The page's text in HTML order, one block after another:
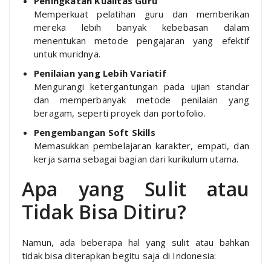
Memperkuat pelatihan guru dan memberikan
mereka lebih banyak kebebasan dalam
menentukan metode pengajaran yang efektif
untuk muridnya.
Penilaian yang Lebih Variatif
Mengurangi ketergantungan pada ujian standar
dan memperbanyak metode penilaian yang
beragam, seperti proyek dan portofolio.
Pengembangan Soft Skills
Memasukkan pembelajaran karakter, empati, dan
kerja sama sebagai bagian dari kurikulum utama.
Apa yang Sulit atau
Tidak Bisa Ditiru?
Namun, ada beberapa hal yang sulit atau bahkan
tidak bisa diterapkan begitu saja di Indonesia: